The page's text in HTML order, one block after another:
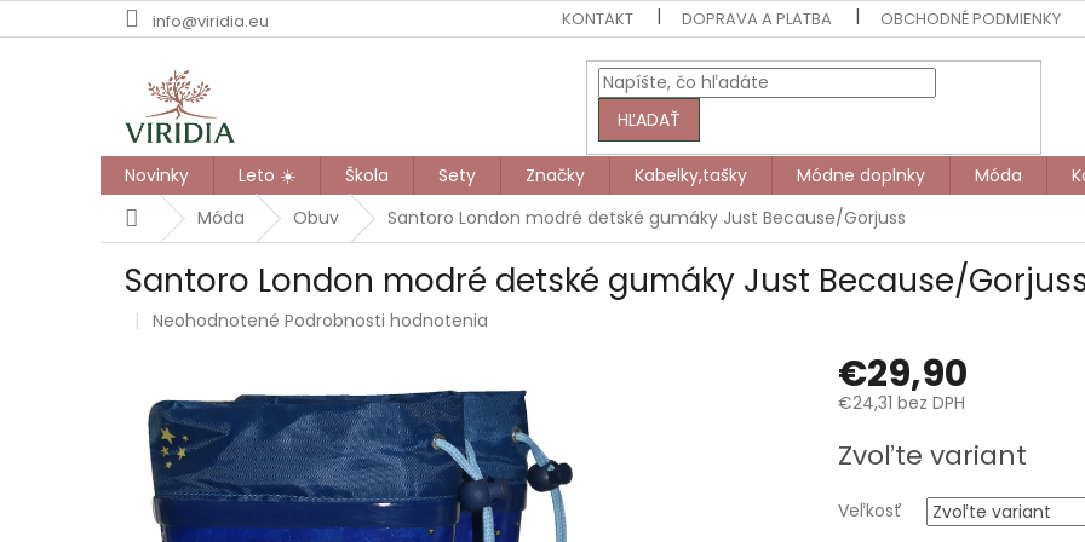
na
info@viridia.eu KONTAKT DOPRAVA A PLATBA OBCHODNÉ PODMIENKY
HĽADAŤ
Novinky Leto ☀️ Škola Sety Značky Kabelky,tašky Módne doplnky Móda
DomovMóda Obuv Santoro London modré detské gumáky Just Because/Gorjuss
Santoro London modré detské gumáky Just Because/
Priemerné
0,0
z
5
hviezdičiek.
Neohodnotené Podrobnosti hodnotenia
€29,90
€24,31 bez DPH
cena:
Zvoľte variant
Veľkosť